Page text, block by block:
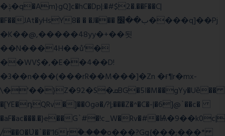
�ݙ�q�Am}gQ]c�hC�Dp|:�#$2�.��F��C|
�F��JAt�yHsY8� � �J��� ب��׼����q]��Pj
�K��@,�����48yy�+��됫
��N���4H��ů'�
��WV$�,�E��4��D!
�3��n���(���rR��M���]�Zn �ғ¶r�mx-
\�'��}Z�92�S�ܩBG�5I�M��gYy�Uȅ��
�[YE�դQRv�]��Ogə�/?|;���Z�^�C�-|�6]@`��c�
�aF�ac���.�}e��G`#�!c_W�Rv�#�Ѩ�9��k0c|
/��O�Ʋ�`��'16rؒ�:���o���?Gg{���;���*